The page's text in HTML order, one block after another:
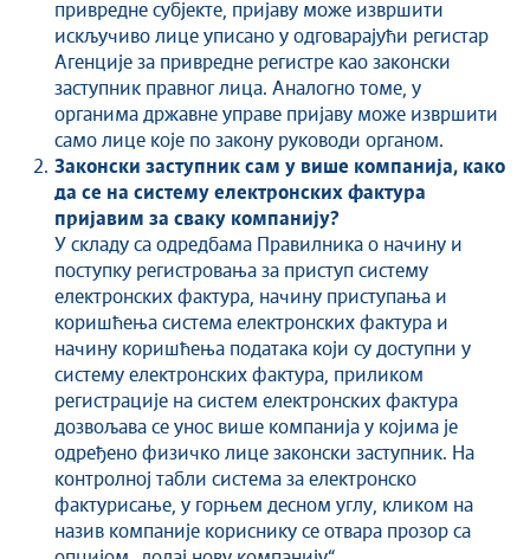
привредне субјекте, пријаву може извршити
искључиво лице уписано у одговарајући регистар
Агенције за привредне регистре као законски
заступник правног лица. Аналогно томе, у
органима државне управе пријаву може извршити
само лице које по закону руководи органом.
Законски заступник сам у више компанија, како
да се на систему електронских фактура
пријавим за сваку компанију?
У складу са одредбама Правилника о начину и
поступку регистровања за приступ систему
електронских фактура, начину приступања и
коришћења система електронских фактура и
начину коришћења података који су доступни у
систему електронских фактура, приликом
регистрације на систем електронских фактура
дозвољава се унос више компанија у којима је
одређено физичко лице законски заступник. На
контролној табли система за електронско
фактурисање, у горњем десном углу, кликом на
назив компаније кориснику се отвара прозор са